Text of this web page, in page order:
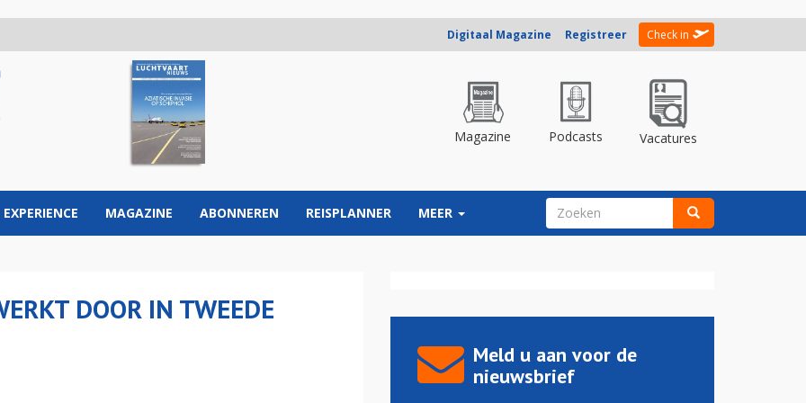
Digitaal Magazine Registreer Check in
Magazine Podcasts Vacatures
EXPERIENCE MAGAZINE ABONNEREN REISPLANNER MEER ZOEKVELD
DOOR IN TWEEDE
Meld u aan voor de
nieuwsbrief